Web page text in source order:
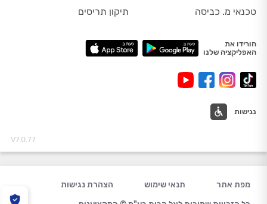
טכנאי מ. כביסה
תיקון תריסים
הורידו את
האפליקציה שלנו
נגישות
V7.0.77
מפת אתר תנאי שימוש
הצהרת נגישות